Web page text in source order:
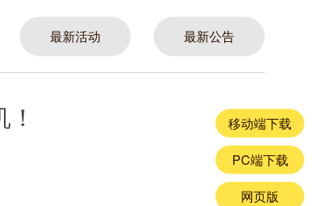
最新活动 最新公告
移动端下载
PC端下载
网页版